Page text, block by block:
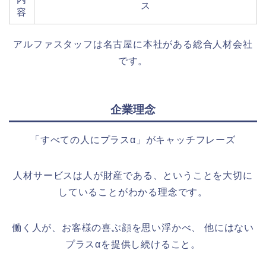
容
ス
アルファスタッフは名古屋に本社がある総合人材会社
です。
企業理念
「すべての人にプラスα」がキャッチフレーズ
人材サービスは人が財産である、ということを大切に
していることがわかる理念です。
働く人が、お客様の喜ぶ顔を思い浮かべ、 他にはない
プラスαを提供し続けること。